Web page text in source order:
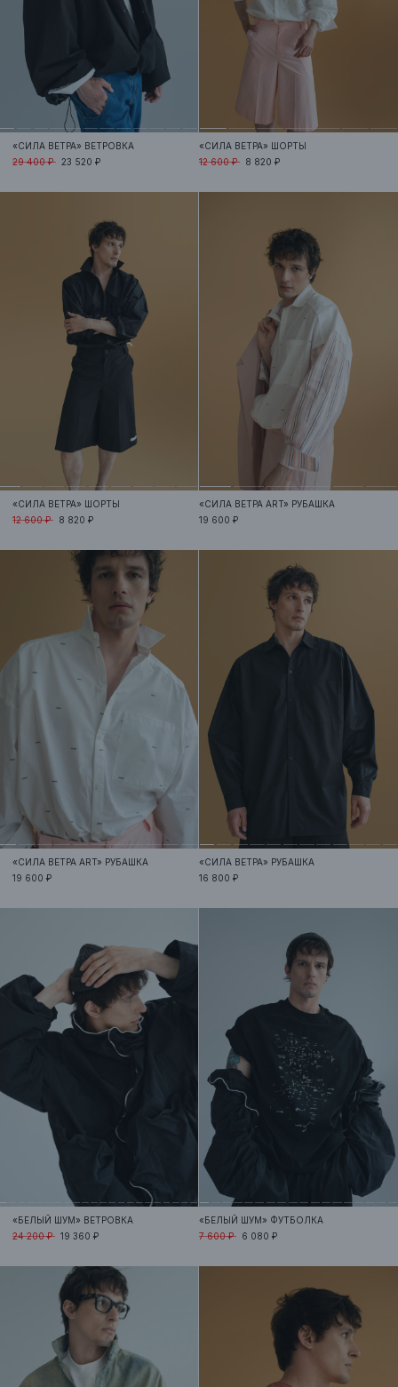
«СИЛА ВЕТРА» ВЕТРОВКА
29 400 ₽ 23 520 ₽
«СИЛА ВЕТРА» ШОРТЫ
12 600 ₽ 8 820 ₽
«СИЛА ВЕТРА» ШОРТЫ
12 600 ₽ 8 820 ₽
«СИЛА ВЕТРА ART» РУБАШКА
19 600 ₽
«СИЛА ВЕТРА ART» РУБАШКА
19 600 ₽
«СИЛА ВЕТРА» РУБАШКА
16 800 ₽
«БЕЛЫЙ ШУМ» ВЕТРОВКА
24 200 ₽ 19 360 ₽
«БЕЛЫЙ ШУМ» ФУТБОЛКА
7 600 ₽ 6 080 ₽